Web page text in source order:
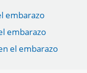
embarazo
embarazo
el embarazo